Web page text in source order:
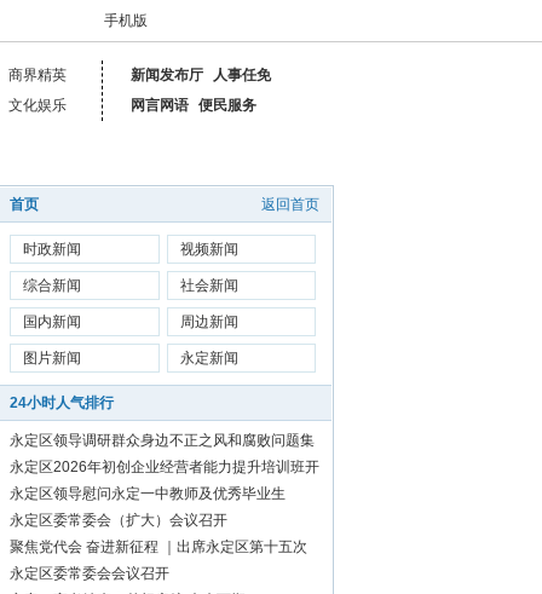
手机版
商界精英
文化娱乐
新闻发布厅
人事任免
网言网语 便民服务
返回首页
首页
时政新闻 视频新闻
综合新闻 社会新闻
国内新闻 周边新闻
图片新闻 永定新闻
24小时人气排行
永定区领导调研群众身边不正之风和腐败问题集
中整治工作
永定区2026年初创企业经营者能力提升培训班开
始报名啦！
永定区领导慰问永定一中教师及优秀毕业生
永定区委常委会（扩大）会议召开
聚焦党代会 奋进新征程 ｜出席永定区第十五次
党代会代表向大会报到
永定区委常委会会议召开